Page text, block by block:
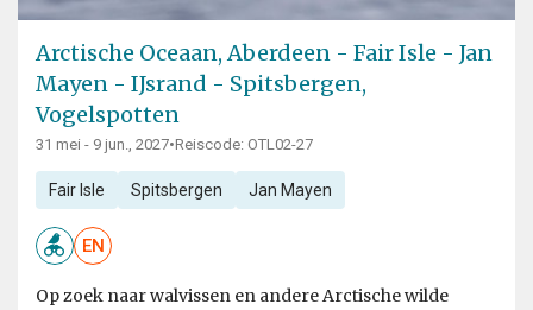
Arctische Oceaan, Aberdeen - Fair Isle - Jan
Mayen - IJsrand - Spitsbergen,
Vogelspotten
31 mei - 9 jun., 2027•Reiscode: OTL02-27
Fair Isle Spitsbergen Jan Mayen
EN
Op zoek naar walvissen en andere Arctische wilde